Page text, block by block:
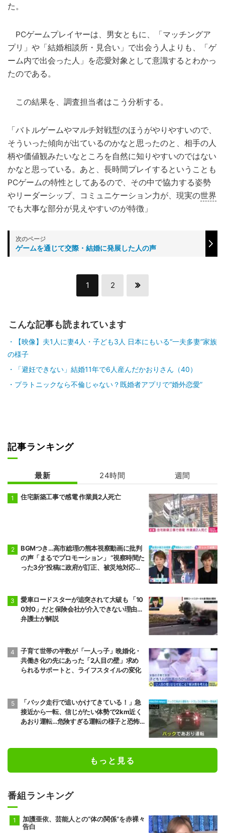
た。
PCゲームプレイヤーは、男女ともに、「マッチングア
プリ」や「結婚相談所・見合い」で出会う人よりも、「ゲ
ーム内で出会った人」を恋愛対象として意識するとわかっ
たのである。
この結果を、調査担当者はこう分析する。
「バトルゲームやマルチ対戦型のほうがやりやすいので、
そういった傾向が出ているのかなと思ったのと、相手の人
柄や価値観みたいなところを自然に知りやすいのではない
かなと思っている。あと、長時間プレイするということも
PCゲームの特性としてあるので、その中で協力する姿勢
やリーダーシップ、コミュニケーション力が、現実の世界
でも大事な部分が見えやすいのが特徴」
ゲームを通じて交際・結婚に発展した人の声
1 2
こんな記事も読まれています
【映像】夫1人に妻4人・子ども3人 日本にもいる“一夫多妻”家族
の様子
「避妊できない」結婚11年で6人産んだかおりさん（40）
プラトニックなら不倫じゃない？既婚者アプリで“婚外恋愛”
記事ランキング
最新 24時間 週間
住宅新築工事で感電 作業員2人死亡
BGMつき…高市総理の熊本視察動画に批判
の声「まるでプロモーション」 “視察時間た
った3分”投稿に政府が訂正、被災地対応め
愛車ロードスターが追突されて大破も 「10
0対0」だと保険会社が介入できない理由…
弁護士が解説
子育て世帯の半数が「一人っ子」晩婚化・
共働き化の先にあった「2人目の壁」求め
られるサポートと、ライフスタイルの変化
「バック走行で追いかけてきている！」急
接近から一転、信じがたい体勢で2km近く
あおり運転…危険すぎる運転の様子と恐怖
もっと見る
番組ランキング
加護亜依、芸能人との“体の関係”を赤裸々
告白